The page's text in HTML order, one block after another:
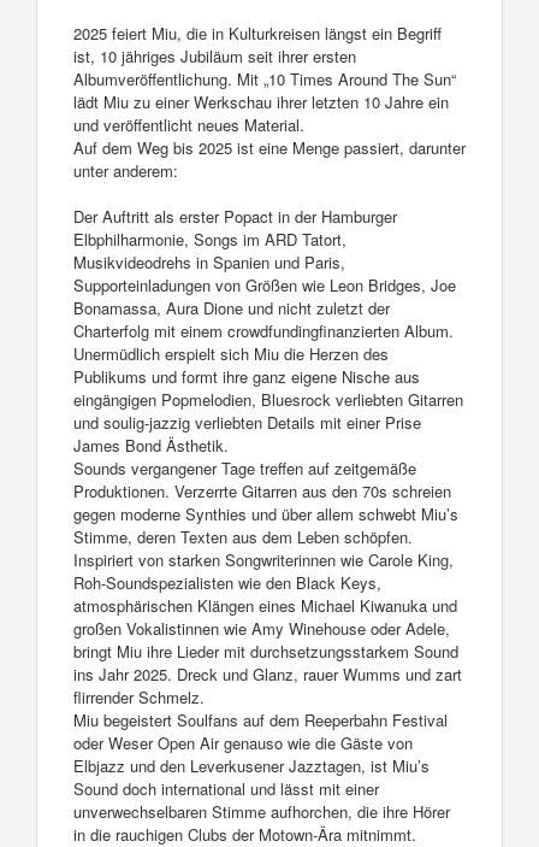
2025 feiert Miu, die in Kulturkreisen längst ein Begriff
ist, 10 jähriges Jubiläum seit ihrer ersten
Albumveröffentlichung. Mit „10 Times Around The Sun“
lädt Miu zu einer Werkschau ihrer letzten 10 Jahre ein
und veröffentlicht neues Material.
Auf dem Weg bis 2025 ist eine Menge passiert, darunter
unter anderem:
Der Auftritt als erster Popact in der Hamburger
Elbphilharmonie, Songs im ARD Tatort,
Musikvideodrehs in Spanien und Paris,
Supporteinladungen von Größen wie Leon Bridges, Joe
Bonamassa, Aura Dione und nicht zuletzt der
Charterfolg mit einem crowdfundingfinanzierten Album.
Unermüdlich erspielt sich Miu die Herzen des
Publikums und formt ihre ganz eigene Nische aus
eingängigen Popmelodien, Bluesrock verliebten Gitarren
und soulig-jazzig verliebten Details mit einer Prise
James Bond Ästhetik.
Sounds vergangener Tage treffen auf zeitgemäße
Produktionen. Verzerrte Gitarren aus den 70s schreien
gegen moderne Synthies und über allem schwebt Miu’s
Stimme, deren Texten aus dem Leben schöpfen.
Inspiriert von starken Songwriterinnen wie Carole King,
Roh-Soundspezialisten wie den Black Keys,
atmosphärischen Klängen eines Michael Kiwanuka und
großen Vokalistinnen wie Amy Winehouse oder Adele,
bringt Miu ihre Lieder mit durchsetzungsstarkem Sound
ins Jahr 2025. Dreck und Glanz, rauer Wumms und zart
flirrender Schmelz.
Miu begeistert Soulfans auf dem Reeperbahn Festival
oder Weser Open Air genauso wie die Gäste von
Elbjazz und den Leverkusener Jazztagen, ist Miu’s
Sound doch international und lässt mit einer
unverwechselbaren Stimme aufhorchen, die ihre Hörer
in die rauchigen Clubs der Motown-Ära mitnimmt.